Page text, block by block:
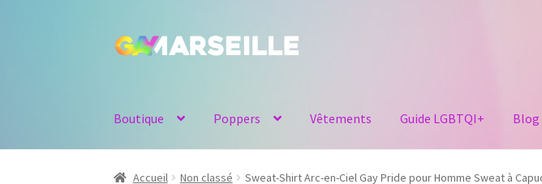
Aller
Aller
Boutique Poppers Vêtements Guide LGBTQI+ Blog
Accueil Non classé Sweat-Shirt Arc-en-Ciel Gay Pride pour Homme Sweat à